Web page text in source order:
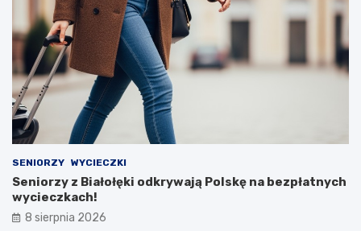
SENIORZY WYCIECZKI
Seniorzy z Białołęki odkrywają Polskę na bezpłatnych
wycieczkach!
8 sierpnia 2026